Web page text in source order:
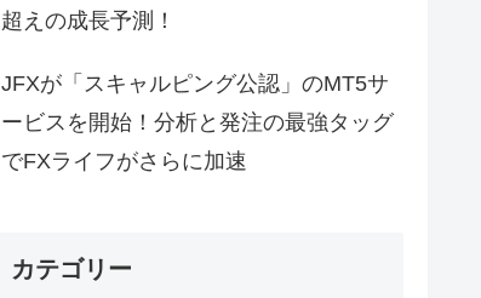
超えの成長予測！
JFXが「スキャルピング公認」のMT5サ
ービスを開始！分析と発注の最強タッグ
でFXライフがさらに加速
カテゴリー